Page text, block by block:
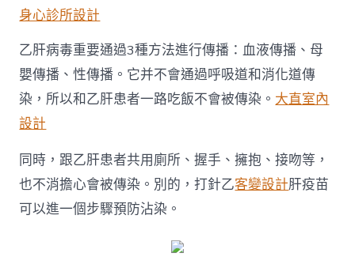
會
被
傳
染
嗎？
是
常
見
身心診所設計
乙肝病毒重要通過3種方法進行傳播：血液傳播、母
嬰傳播、性傳播。它并不會通過呼吸道和消化道傳
染，所以和乙肝患者一路吃飯不會被傳染。 大直室內
設計
同時，跟乙肝患者共用廁所、握手、擁抱、接吻等，
也不消擔心會被傳染。別的，打針乙客變設計肝疫苗
可以進一個步驟預防沾染。